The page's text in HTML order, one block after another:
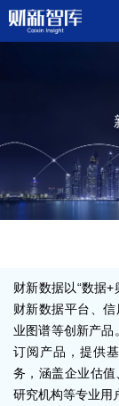
财新数据以“数据
财新数据平台、
业图谱等创新产品
订阅产品，提供
务，涵盖企业估值
研究机构等专业用